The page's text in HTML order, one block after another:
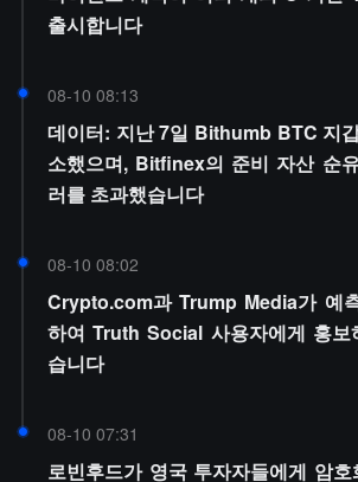
출시합니다
08-10 08:13
데이터: 지난 7일 Bithumb BTC 지
소했으며, Bitfinex의 준비 자산 순
러를 초과했습니다
08-10 08:02
Crypto.com과 Trump Media가 예
하여 Truth Social 사용자에게 홍보
습니다
08-10 07:31
로빈후드가 영국 투자자들에게 암